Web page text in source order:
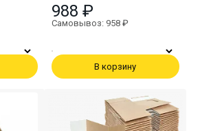
988 ₽
Самовывоз: 958 ₽
В корзину